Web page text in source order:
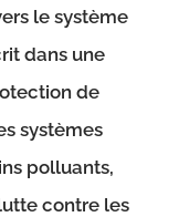
le système
dans une
de
systèmes
polluants,
contre les